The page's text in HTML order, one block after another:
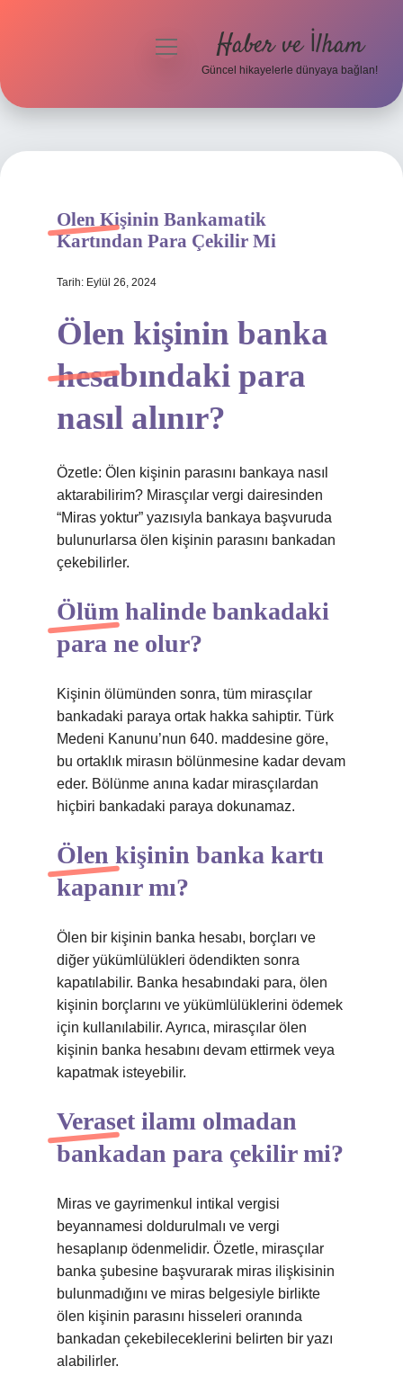
Hakkımızda
menüyü
Haber ve İlham
Güncel hikayelerle dünyaya bağlan!
Olen Kişinin Bankamatik
Kartından Para Çekilir Mi
Tarih: Eylül 26, 2024
Ölen kişinin banka
hesabındaki para
nasıl alınır?
Özetle: Ölen kişinin parasını bankaya nasıl
aktarabilirim? Mirasçılar vergi dairesinden
“Miras yoktur” yazısıyla bankaya başvuruda
bulunurlarsa ölen kişinin parasını bankadan
çekebilirler.
Ölüm halinde bankadaki
para ne olur?
Kişinin ölümünden sonra, tüm mirasçılar
bankadaki paraya ortak hakka sahiptir. Türk
Medeni Kanunu’nun 640. maddesine göre,
bu ortaklık mirasın bölünmesine kadar devam
eder. Bölünme anına kadar mirasçılardan
hiçbiri bankadaki paraya dokunamaz.
Ölen kişinin banka kartı
kapanır mı?
Ölen bir kişinin banka hesabı, borçları ve
diğer yükümlülükleri ödendikten sonra
kapatılabilir. Banka hesabındaki para, ölen
kişinin borçlarını ve yükümlülüklerini ödemek
için kullanılabilir. Ayrıca, mirasçılar ölen
kişinin banka hesabını devam ettirmek veya
kapatmak isteyebilir.
Veraset ilamı olmadan
bankadan para çekilir mi?
Miras ve gayrimenkul intikal vergisi
beyannamesi doldurulmalı ve vergi
hesaplanıp ödenmelidir. Özetle, mirasçılar
banka şubesine başvurarak miras ilişkisinin
bulunmadığını ve miras belgesiyle birlikte
ölen kişinin parasını hisseleri oranında
bankadan çekebileceklerini belirten bir yazı
alabilirler.